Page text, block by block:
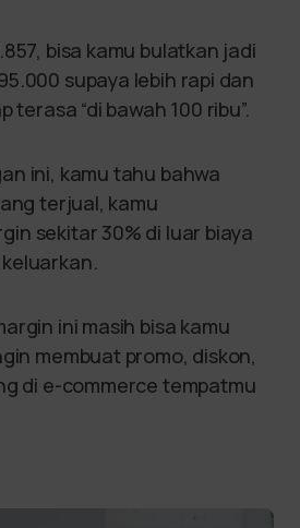
bisa kamu bulatkan jadi
supaya lebih rapi dan
terasa “di bawah 100 ribu”.
ini, kamu tahu bahwa
terjual, kamu
sekitar 30% di luar biaya
ini masih bisa kamu
membuat promo, diskon,
di e-commerce tempatmu